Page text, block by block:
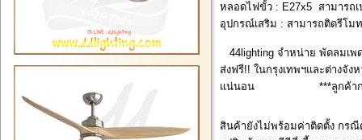
หลอดไฟขั้ว : E27x5 สามารถ
อุปกรณ์เสริม : สามารถติดรีโ
44lighting จำหน่าย พัดลมเพ
ส่งฟรี!! ในกรุงเทพฯและต่างจั
แน่นอน ***ลูกค้ากรุงเท
สินค้ายังไม่พร้อมค่าติดตั้ง กรณี